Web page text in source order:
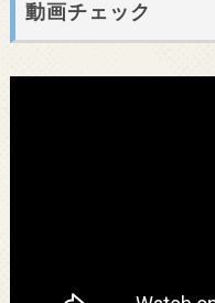
動画チェック